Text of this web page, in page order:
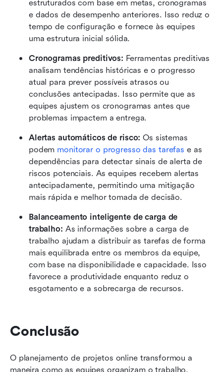
estruturados com base em metas, cronogramas
e dados de desempenho anteriores. Isso reduz o
tempo de configuração e fornece às equipes
uma estrutura inicial sólida.
Cronogramas preditivos: Ferramentas preditivas
analisam tendências históricas e o progresso
atual para prever possíveis atrasos ou
conclusões antecipadas. Isso permite que as
equipes ajustem os cronogramas antes que
problemas impactem a entrega.
Alertas automáticos de risco: Os sistemas
podem monitorar o progresso das tarefas e as
dependências para detectar sinais de alerta de
riscos potenciais. As equipes recebem alertas
antecipadamente, permitindo uma mitigação
mais rápida e melhor tomada de decisão.
Balanceamento inteligente de carga de
trabalho: As informações sobre a carga de
trabalho ajudam a distribuir as tarefas de forma
mais equilibrada entre os membros da equipe,
com base na disponibilidade e capacidade. Isso
favorece a produtividade enquanto reduz o
esgotamento e a sobrecarga de recursos.
Conclusão
O planejamento de projetos online transformou a
maneira como as equipes organizam o trabalho,